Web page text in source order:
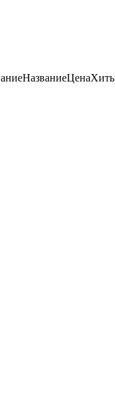
НазваниеЦена